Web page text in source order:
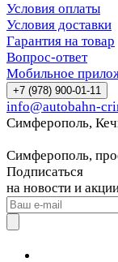
Условия оплаты
Условия доставки
Гарантия на товар
Вопрос-ответ
Мобильное
+7 (978) 900-01-11
info@autobahn-
Симферополь,
Симферополь,
Подписаться
на новости и